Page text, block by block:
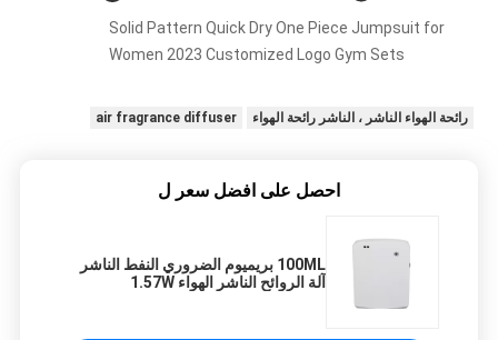
Solid Pattern Quick Dry One Piece Jumpsuit for
Women 2023 Customized Logo Gym Sets
رائحة الهواء الناشر ، الناشر رائحة الهواء air fragrance diffuser
احصل على افضل سعر ل
100ML بريميوم الضروري النفط الناشر
آلة الروائح الناشر الهواء 1.57W